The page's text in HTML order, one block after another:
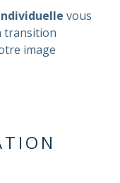
vous
transition
image